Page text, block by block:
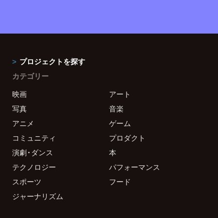
プロジェクトを探す
カテゴリー
映画
アート
写真
音楽
アニメ
ゲーム
コミュニティ
プロダクト
演劇・ダンス
本
テクノロジー
パフォーマンス
スポーツ
フード
ジャーナリズム